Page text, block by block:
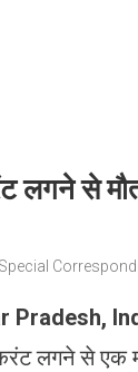
लगने से
Special
Pradesh,
लगने से एक